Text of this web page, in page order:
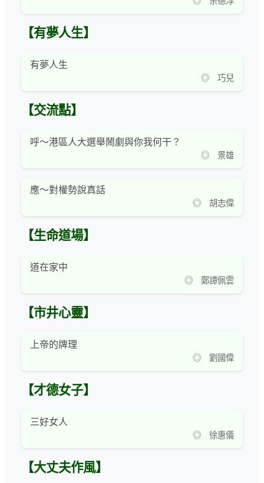
【有夢人生】
有夢人生
◎ 巧兒
【交流點】
呼～港區人大選舉鬧劇與你我何干？
◎ 景雄
應～對權勢說真話
◎ 胡志偉
【生命道場】
道在家中
◎ 鄭譚佩雲
【市井心靈】
上帝的牌理
◎ 劉國偉
【才德女子】
三好女人
◎ 徐惠儀
【大丈夫作風】